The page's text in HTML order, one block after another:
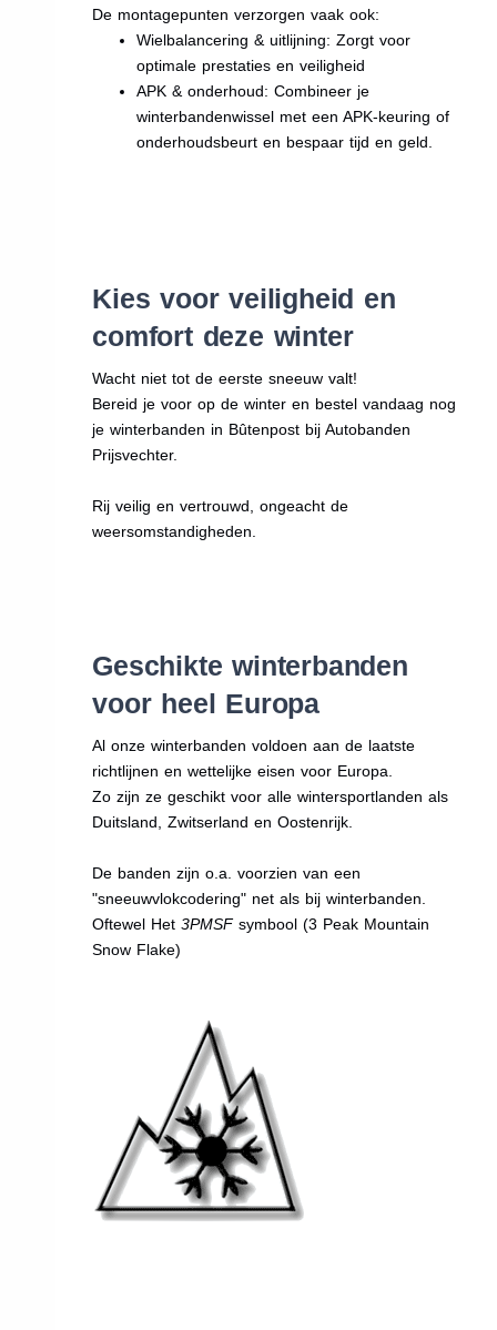
De montagepunten verzorgen vaak ook:
Wielbalancering & uitlijning: Zorgt voor
optimale prestaties en veiligheid
APK & onderhoud: Combineer je
winterbandenwissel met een APK-keuring of
onderhoudsbeurt en bespaar tijd en geld.
Kies voor veiligheid en
comfort deze winter
Wacht niet tot de eerste sneeuw valt!
Bereid je voor op de winter en bestel vandaag nog
je winterbanden in Bûtenpost bij Autobanden
Prijsvechter.
Rij veilig en vertrouwd, ongeacht de
weersomstandigheden.
Geschikte winterbanden
voor heel Europa
Al onze winterbanden voldoen aan de laatste
richtlijnen en wettelijke eisen voor Europa.
Zo zijn ze geschikt voor alle wintersportlanden als
Duitsland, Zwitserland en Oostenrijk.
De banden zijn o.a. voorzien van een
"sneeuwvlokcodering" net als bij winterbanden.
Oftewel Het3PMSFsymbool (3 Peak Mountain
Snow Flake)